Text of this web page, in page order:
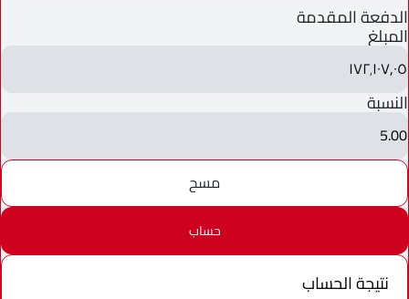
الدفعة المقدمة
المبلغ
١٧٢٬١٠٧٫٠٥
النسبة
5.00
مسح
حساب
نتيجة الحساب